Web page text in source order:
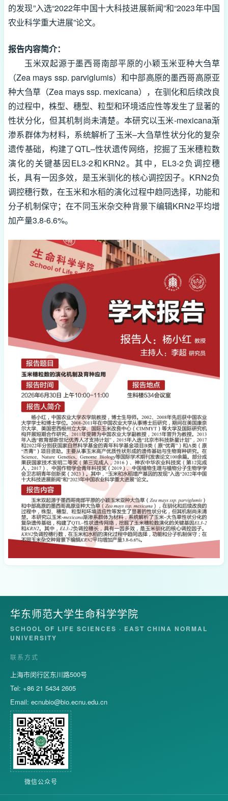
的发现”入选“2022年中国十大科技进展新闻”和“2023年中国
农业科学重大进展”论文。
报告内容简介：
玉米双起源于墨西哥南部平原的小颖玉米亚种大刍草
（Zea mays ssp. parviglumis）和中部高原的墨西哥高原亚
种大刍草（Zea mays ssp. mexicana），在驯化和后续改良
的过程中，株型、穗型、粒型和环境适应性等发生了显著的
性状分化，但其机制尚未清楚。本研究以玉米-mexicana渐
渗系群体为材料，系统解析了玉米–大刍草性状分化的复杂
遗传基础，构建了QTL–性状遗传网络，挖掘了玉米穗粒数
演化的关键基因EL3-2和KRN2。其中，EL3-2负调控穗
长，具有一因多效，是玉米驯化的核心调控因子。KRN2负
调控穗行数，在玉米和水稻的演化过程中趋同选择，功能和
分子机制保守；在不同玉米杂交种背景下编辑KRN2平均增
加产量3.8-6.6%。
华东师范大学生命科学学院
SCHOOL OF LIFE SCIENCES · EAST CHINA NORMAL
UNIVERSITY
联系方式
上海市闵行区东川路500号
Tel: +86 21 5434 2605
Email: ecnubio@bio.ecnu.edu.cn
微信公众号